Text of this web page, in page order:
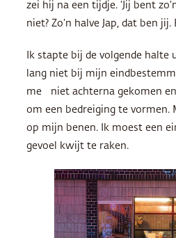
zei hij na een tijdje. ‘Jij bent
niet? Zo’n halve Jap, dat ben jij.
Ik stapte bij de volgende
lang niet bij mijn
me niet achterna gekomen
om een bedreiging te vormen.
op mijn benen. Ik moest een
gevoel kwijt te raken.